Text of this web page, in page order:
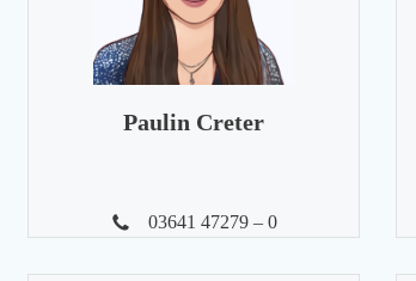
Paulin Creter
03641 47279 – 0